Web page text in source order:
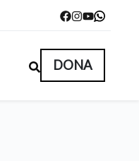
DONA